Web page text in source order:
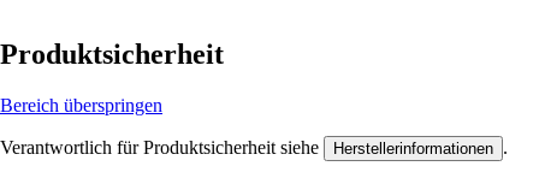
Produktsicherheit
Bereich überspringen
Verantwortlich für Produktsicherheit siehe Herstellerinformationen .